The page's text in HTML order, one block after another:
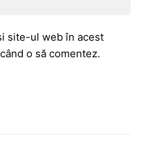
site-ul web în acest
o să comentez.